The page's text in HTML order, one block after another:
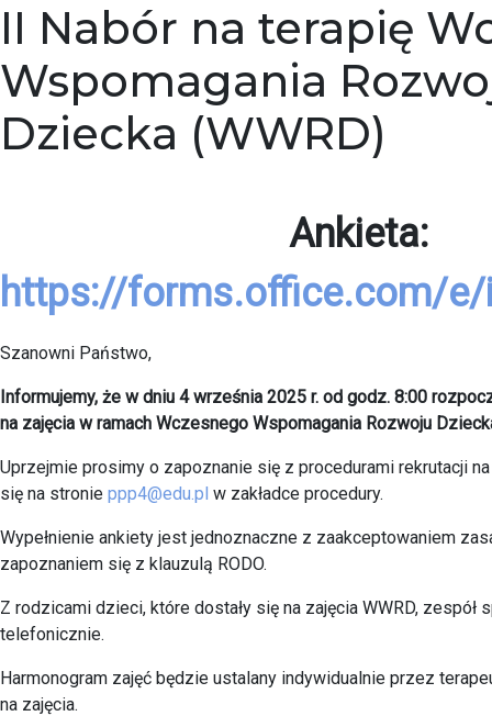
II Nabór na terapię
Wspomagania
Dziecka (WWRD)
Ankieta:
https://forms.office.com/e/
Szanowni Państwo,
Informujemy, że w dniu 4 września 2025 r. od godz. 8:00
na zajęcia w ramach Wczesnego Wspomagania Rozwoju
Uprzejmie prosimy o zapoznanie się z procedurami rekrutacji
się na stronie ppp4@edu.pl w zakładce procedury.
Wypełnienie ankiety jest jednoznaczne z zaakceptowaniem
zapoznaniem się z klauzulą RODO.
Z rodzicami dzieci, które dostały się na zajęcia WWRD,
telefonicznie.
Harmonogram zajęć będzie ustalany indywidualnie przez
na zajęcia.